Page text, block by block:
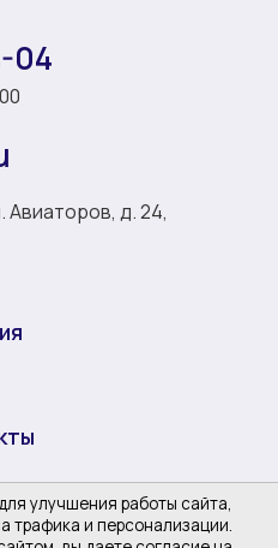
улучшения работы сайта,
трафика и персонализации.
04
Авиаторов, д. 24,